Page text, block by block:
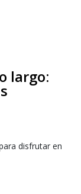
largo:
disfrutar en